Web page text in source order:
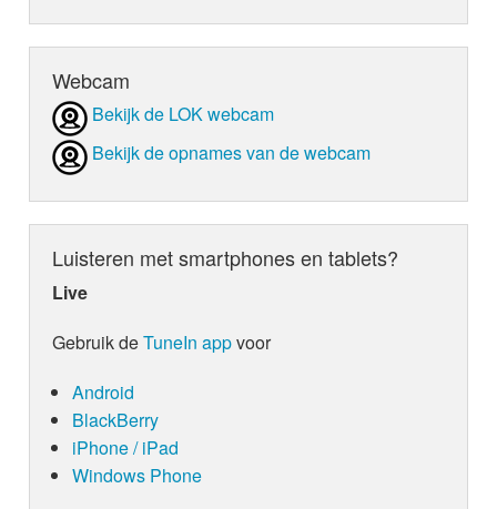
Webcam
Bekijk de LOK webcam
Bekijk de opnames van de webcam
Luisteren met smartphones en tablets?
Live
Gebruik deTuneIn appvoor
Android
BlackBerry
iPhone / iPad
Windows Phone